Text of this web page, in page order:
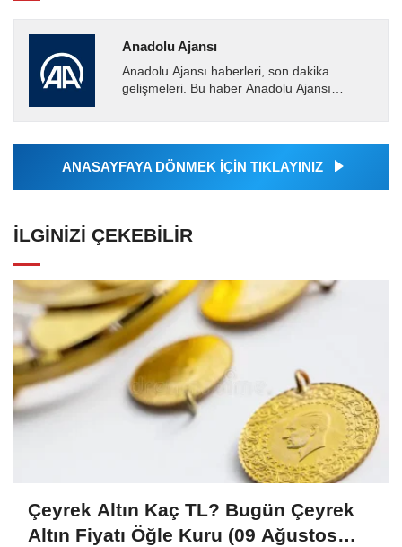
Anadolu Ajansı
Anadolu Ajansı haberleri, son dakika
gelişmeleri. Bu haber Anadolu Ajansı
tarafından geçilen tüm...
ANASAYFAYA DÖNMEK İÇİN TIKLAYINIZ
İLGINIZI ÇEKEBILIR
Çeyrek Altın Kaç TL? Bugün Çeyrek
Altın Fiyatı Öğle Kuru (09 Ağustos